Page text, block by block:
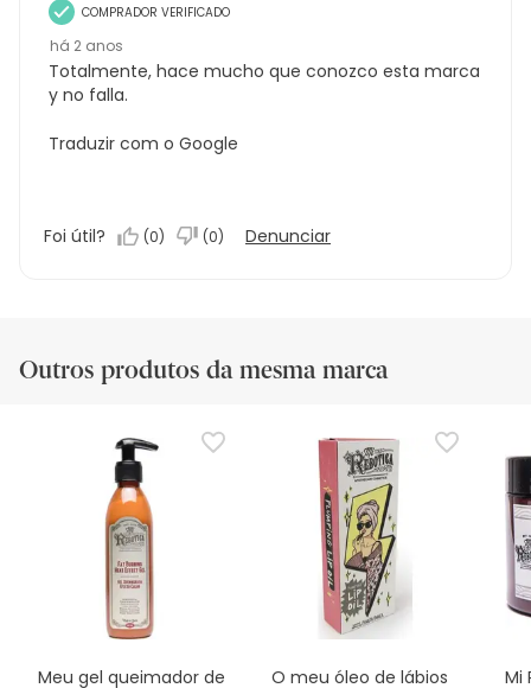
COMPRADOR VERIFICADO
há 2 anos
Totalmente, hace mucho que conozco esta marca
y no falla.
Traduzir com o Google
Foi útil? (0) (0) Denunciar
Outros produtos da mesma marca
Meu gel queimador de
O meu óleo de lábios
Mi